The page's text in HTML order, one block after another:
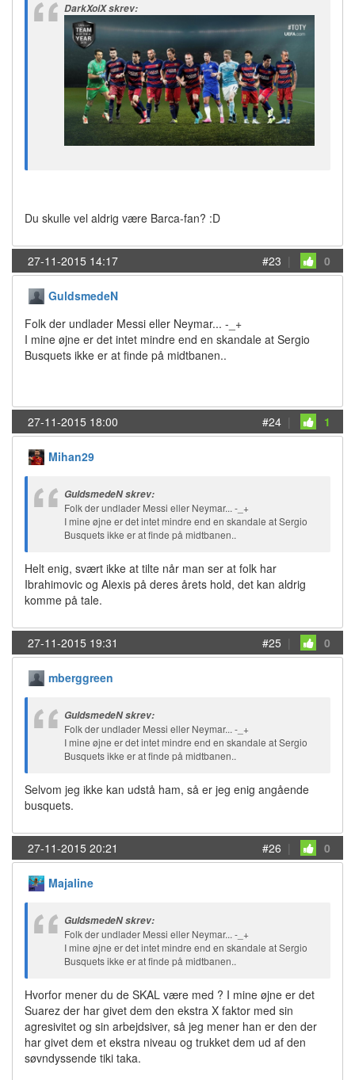
DarkXoiX skrev:
Du skulle vel aldrig være Barca-fan? :D
27-11-2015 14:17 #23 | 0
GuldsmedeN
Folk der undlader Messi eller Neymar... -_+
I mine øjne er det intet mindre end en skandale at Sergio
Busquets ikke er at finde på midtbanen..
27-11-2015 18:00 #24 | 1
Mihan29
GuldsmedeN skrev:
Folk der undlader Messi eller Neymar... -_+
I mine øjne er det intet mindre end en skandale at Sergio
Busquets ikke er at finde på midtbanen..
Helt enig, svært ikke at tilte når man ser at folk har
Ibrahimovic og Alexis på deres årets hold, det kan aldrig
komme på tale.
27-11-2015 19:31 #25 | 0
mberggreen
GuldsmedeN skrev:
Folk der undlader Messi eller Neymar... -_+
I mine øjne er det intet mindre end en skandale at Sergio
Busquets ikke er at finde på midtbanen..
Selvom jeg ikke kan udstå ham, så er jeg enig angående
busquets.
27-11-2015 20:21 #26 | 0
Majaline
GuldsmedeN skrev:
Folk der undlader Messi eller Neymar... -_+
I mine øjne er det intet mindre end en skandale at Sergio
Busquets ikke er at finde på midtbanen..
Hvorfor mener du de SKAL være med ? I mine øjne er det
Suarez der har givet dem den ekstra X faktor med sin
agresivitet og sin arbejdsiver, så jeg mener han er den der
har givet dem et ekstra niveau og trukket dem ud af den
søvndyssende tiki taka.